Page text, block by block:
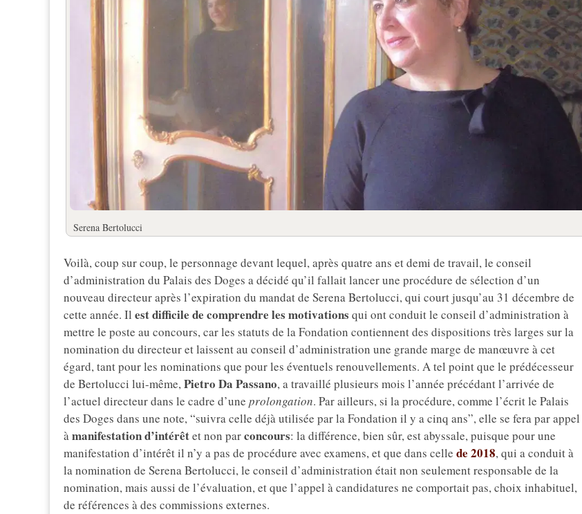
Serena Bertolucci
Voilà, coup sur coup, le personnage devant lequel, après quatre ans et demi de travail, le conseil
d’administration du Palais des Doges a décidé qu’il fallait lancer une procédure de sélection d’un
nouveau directeur après l’expiration du mandat de Serena Bertolucci, qui court jusqu’au 31 décembre de
cette année. Il est difficile de comprendre les motivations qui ont conduit le conseil d’administration à
mettre le poste au concours, car les statuts de la Fondation contiennent des dispositions très larges sur la
nomination du directeur et laissent au conseil d’administration une grande marge de manœuvre à cet
égard, tant pour les nominations que pour les éventuels renouvellements. A tel point que le prédécesseur
de Bertolucci lui-même,Pietro Da Passano, a travaillé plusieurs mois l’année précédant l’arrivée de
l’actuel directeur dans le cadre d’une prolongation. Par ailleurs, si la procédure, comme l’écrit le Palais
des Doges dans une note, “suivra celle déjà utilisée par la Fondation il y a cinq ans”, elle se fera par appel
àmanifestation d’intérêtet non parconcours: la différence, bien sûr, est abyssale, puisque pour une
manifestation d’intérêt il n’y a pas de procédure avec examens, et que dans celle de 2018, qui a conduit à
la nomination de Serena Bertolucci, le conseil d’administration était non seulement responsable de la
nomination, mais aussi de l’évaluation, et que l’appel à candidatures ne comportait pas, choix inhabituel,
de références à des commissions externes.